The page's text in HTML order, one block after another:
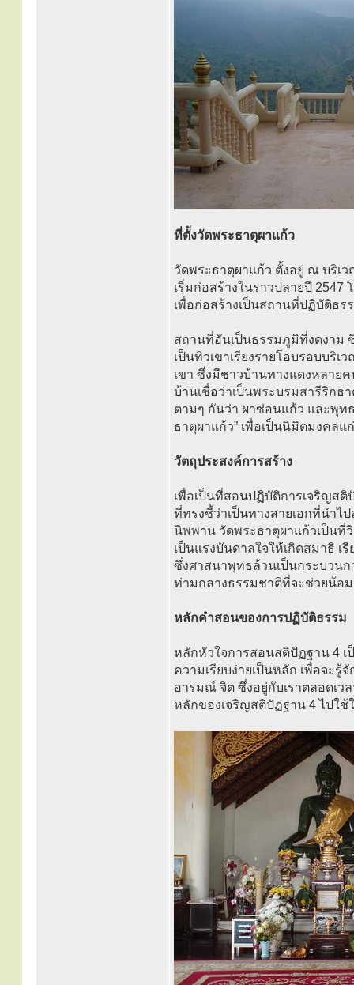
ที่ตั้งวัดพระธาตุผาแก้ว
วัดพระธาตุผาแก้ว ตั้งอยู่ ณ บริเ
เริ่มก่อสร้างในราวปลายปี
เพื่อก่อสร้างเป็นสถานที่ปฏิบัติธ
สถานที่อันเป็นธรรมภูมิที่งดงาม
เป็นทิวเขาเรียงรายโอบรอบบริ
เขา ซึ่งมีชาวบ้านทางแดงหลาย
บ้านเชื่อว่าเป็นพระบรมสารีริกธ
ตามๆ กันว่า ผาซ่อนแก้ว และพุท
ธาตุผาแก้ว” เพื่อเป็นนิมิตมงคล
วัตถุประสงค์การสร้าง
เพื่อเป็นที่สอนปฏิบัติการเจริญส
ที่ทรงชี้ว่าเป็นทางสายเอกที่นำไ
นิพพาน วัดพระธาตุผาแก้วเป็นที่
เป็นแรงบันดาลใจให้เกิดสมาธิ เ
ซึ่งศาสนาพุทธล้วนเป็นกระบวนก
ท่ามกลางธรรมชาติที่จะช่วยน้อ
หลักคำสอนของการปฏิบัติธรรม
หลักหัวใจการสอนสติปัฏฐาน 4
ความเรียบง่ายเป็นหลัก เพื่อจะ
อารมณ์ จิต ซึ่งอยู่กับเราตลอดเ
หลักของเจริญสติปัฏฐาน 4 ไปใ